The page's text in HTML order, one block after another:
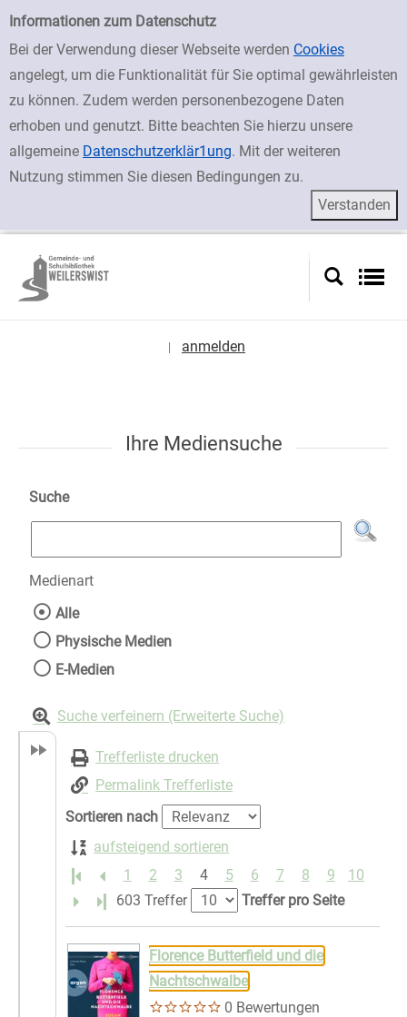
Einfache Suche
Informationen zum Datenschutz
Bei der Verwendung dieser Webseite werden Cookies
angelegt, um die Funktionalität für Sie optimal gewährleisten
zu können. Zudem werden personenbezogene Daten
erhoben und genutzt. Bitte beachten Sie hierzu unsere
allgemeine Datenschutzerklär1ung. Mit der weiteren
Nutzung stimmen Sie diesen Bedingungen zu.
zur Navigation springen
zum Inhalt springen
Zu den Suchfiltern springen
Zur Trefferliste springen
anmelden
Ihre Mediensuche
Suche
Medienart
Wählen Sie die Medienart nach der Sie
Alle
Physische Medien
E-Medien
Suche verfeinern (Erweiterte Suche)
Trefferliste drucken
Permalink Trefferliste
Sortieren nach
aufsteigend sortieren
1
2 3 4 5 6 7 8 9
10
Letzte Seite
603 Treffer Treffer pro Seite
Suchergebnis
Zu den Suchfiltern springen
Florence Butterfield und die
Nachtschwalbe
0 Bewertungen